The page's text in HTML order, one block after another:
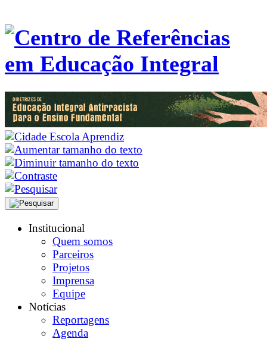
Institucional
Quem somos
Parceiros
Projetos
Imprensa
Equipe
Notícias
Reportagens
Agenda